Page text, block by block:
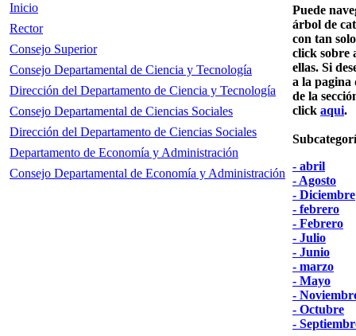
Inicio
Rector
Consejo Superior
Consejo Departamental de Ciencia y Tecnología
Dirección del Departamento de Ciencia y Tecnología
Consejo Departamental de Ciencias Sociales
Dirección del Departamento de Ciencias Sociales
Departamento de Economía y Administración
Consejo Departamental de Economía y Administración
Puede
árbol de
con tan
click sobre
ellas. Si
a la pagina
de la
click aqui.
- abril
- Agosto
- Diciembre
- febrero
- Febrero
- Julio
- Junio
- marzo
- Mayo
-
- Octubre
-